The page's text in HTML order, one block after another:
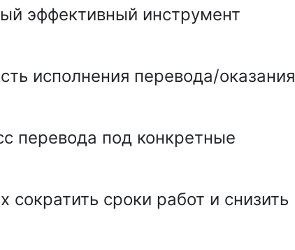
эффективный инструмент
исполнения перевода/оказания
перевода под конкретные
сократить сроки работ и снизить